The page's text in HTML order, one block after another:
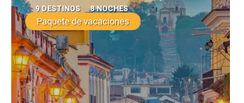
9 DESTINOS 8 NOCHES
Paquete de vacaciones